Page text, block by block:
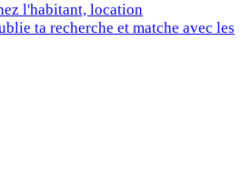
l'habitant, location
ta recherche et matche avec les